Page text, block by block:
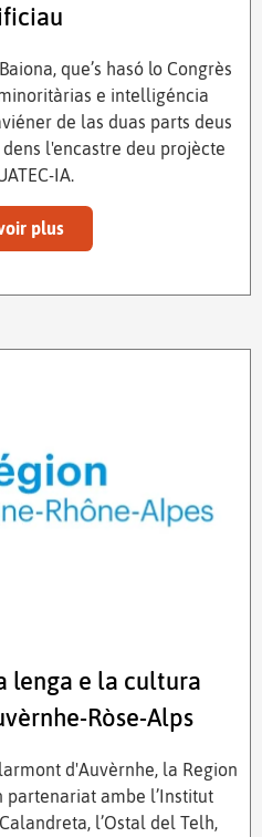
que’s hasó lo Congrès
e intelligéncia
de las duas parts deus
l'encastre deu projècte
IA.
plus
lenga e la cultura
Ròse-Alps
d'Auvèrnhe, la Region
partenariat ambe l’Institut
l’Ostal del Telh,